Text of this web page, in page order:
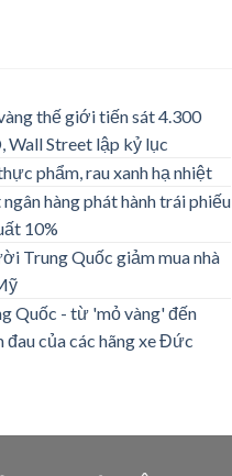
thế giới tiến sát 4.300
Wall Street lập kỷ lục
phẩm, rau xanh hạ nhiệt
hàng phát hành trái phiếu
10%
Trung Quốc giảm mua nhà
Quốc - từ 'mỏ vàng' đến
đau của các hãng xe Đức